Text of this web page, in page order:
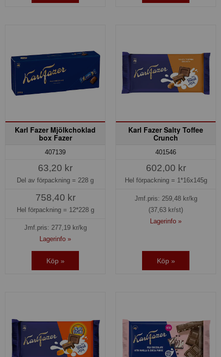
Karl Fazer Mjölkchoklad
box Fazer
407139
63,20 kr
Del av förpackning = 228 g
758,40 kr
Hel förpackning = 12*228 g
Jmf.pris: 277,19kr/kg
Lagerinfo »
Köp »
Karl Fazer Salty Toffee
Crunch
401546
602,00 kr
Hel förpackning = 1*16x145g
Jmf.pris: 259,48kr/kg
(37,63 kr/st)
Lagerinfo »
Köp »